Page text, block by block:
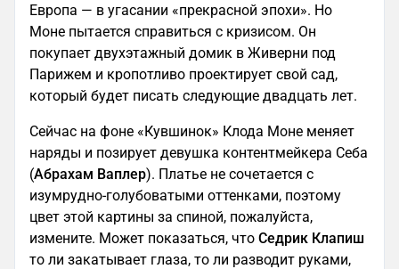
Европа — в угасании «прекрасной эпохи». Но
Моне пытается справиться с кризисом. Он
покупает двухэтажный домик в Живерни под
Парижем и кропотливо проектирует свой сад,
который будет писать следующие двадцать лет.
Сейчас на фоне «Кувшинок» Клода Моне меняет
наряды и позирует девушка контентмейкера Себа
(Абрахам Ваплер). Платье не сочетается с
изумрудно-голубоватыми оттенками, поэтому
цвет этой картины за спиной, пожалуйста,
измените. Может показаться, что Седрик Клапиш
то ли закатывает глаза, то ли разводит руками,